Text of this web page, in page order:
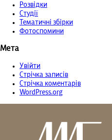
Розвідки
Студії
Тематичні збірки
Фотоспомини
Мета
Увійти
Стрічка записів
Стрічка коментарів
WordPress.org